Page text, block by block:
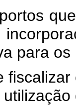
para os